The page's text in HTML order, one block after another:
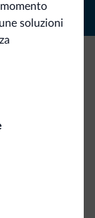
soluzioni
firmata